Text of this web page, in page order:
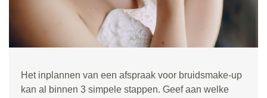
Het inplannen van een afspraak voor bruidsmake-up
kan al binnen 3 simpele stappen. Geef aan welke